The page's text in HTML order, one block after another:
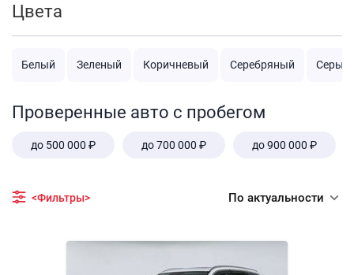
Цвета
Белый Зеленый Коричневый Серебряный Серый
Проверенные авто с пробегом
до 500 000 ₽ до 700 000 ₽ до 900 000 ₽
<Фильтры> По актуальности